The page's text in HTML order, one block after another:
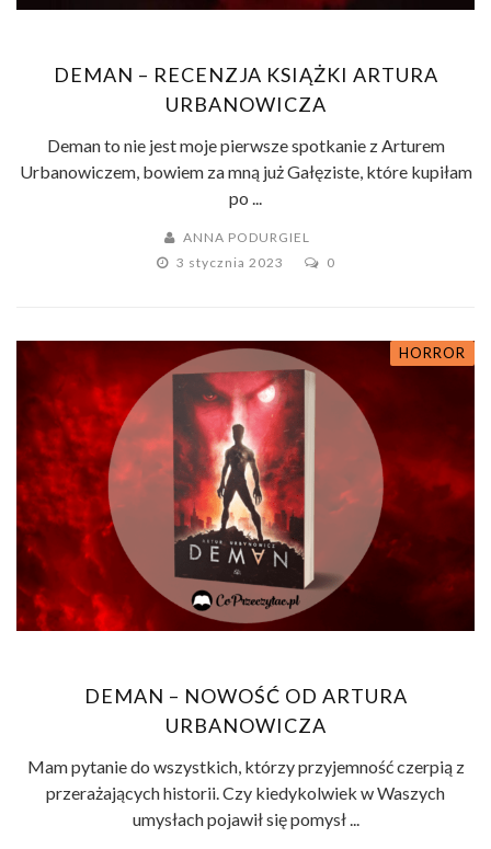
DEMAN – RECENZJA KSIĄŻKI ARTURA
URBANOWICZA
Deman to nie jest moje pierwsze spotkanie z Arturem
Urbanowiczem, bowiem za mną już Gałęziste, które kupiłam
po ...
ANNA PODURGIEL
3 stycznia 2023
0
HORROR
DEMAN – NOWOŚĆ OD ARTURA
URBANOWICZA
Mam pytanie do wszystkich, którzy przyjemność czerpią z
przerażających historii. Czy kiedykolwiek w Waszych
umysłach pojawił się pomysł ...